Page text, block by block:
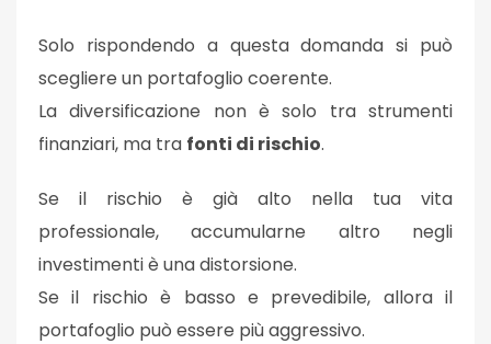
Solo rispondendo a questa domanda si può
scegliere un portafoglio coerente.
La diversificazione non è solo tra strumenti
finanziari, ma tra fonti di rischio.
Se il rischio è già alto nella tua vita
professionale, accumularne altro negli
investimenti è una distorsione.
Se il rischio è basso e prevedibile, allora il
portafoglio può essere più aggressivo.